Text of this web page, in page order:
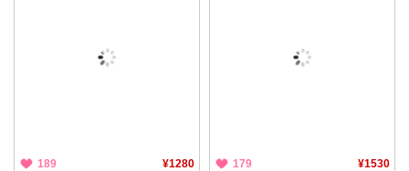
189 ¥1280 179 ¥1530